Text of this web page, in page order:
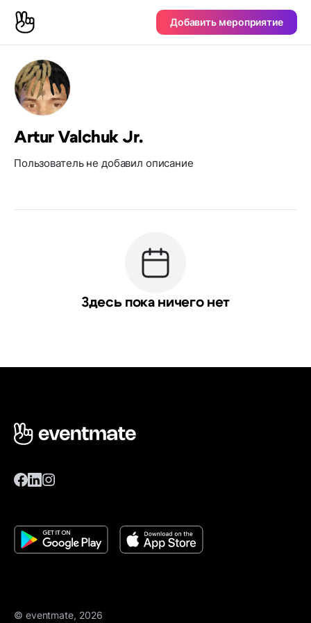
Добавить мероприятие
Artur Valchuk Jr.
Пользователь не добавил описание
Здесь пока ничего нет
© eventmate, 2026